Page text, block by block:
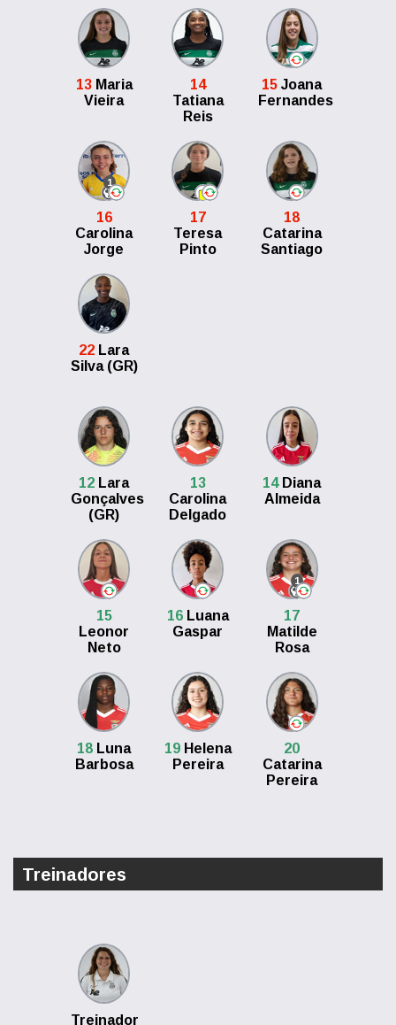
13Maria
Vieira
14
Tatiana
Reis
15 Joana
Fernandes
1
16
Carolina
Jorge
17
Teresa
Pinto
18
Catarina
Santiago
22 Lara
Silva (GR)
12 Lara
Gonçalves
(GR)
13
Carolina
Delgado
14Diana
Almeida
15
Leonor
Neto
16Luana
Gaspar
1
17
Matilde
Rosa
18 Luna
Barbosa
19Helena
Pereira
20
Catarina
Pereira
Treinadores
Treinador